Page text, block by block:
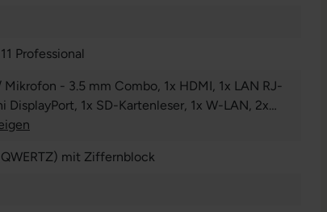
Professional
Mikrofon - 3.5 mm Combo, 1x HDMI, 1x LAN RJ-
DisplayPort, 1x SD-Kartenleser, 1x W-LAN, 2x
, 2x USB 3 Typ A
mit Ziffernblock